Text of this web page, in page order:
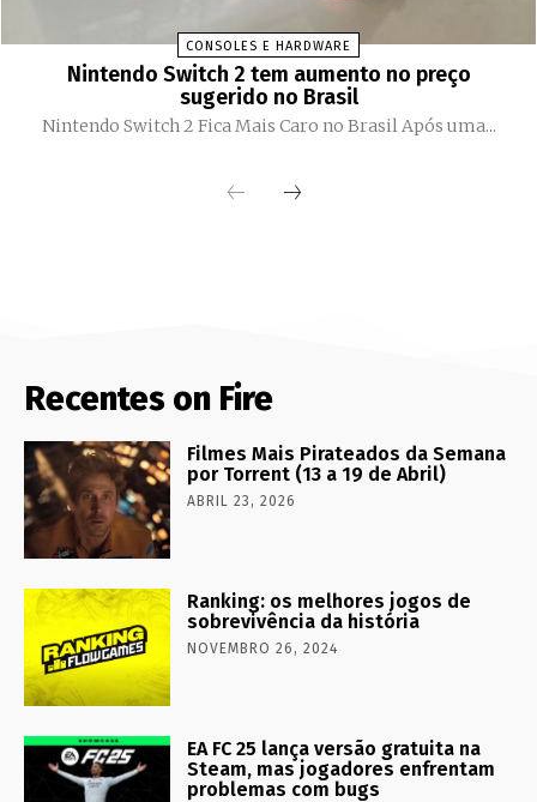
CONSOLES E HARDWARE
Nintendo Switch 2 tem aumento no preço
sugerido no Brasil
Nintendo Switch 2 Fica Mais Caro no Brasil Após uma...
Recentes on Fire
Filmes Mais Pirateados da Semana
por Torrent (13 a 19 de Abril)
ABRIL 23, 2026
Ranking: os melhores jogos de
sobrevivência da história
NOVEMBRO 26, 2024
EA FC 25 lança versão gratuita na
Steam, mas jogadores enfrentam
problemas com bugs